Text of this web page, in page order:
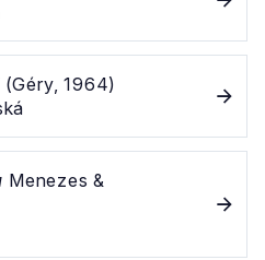
(Géry, 1964)
Menezes &